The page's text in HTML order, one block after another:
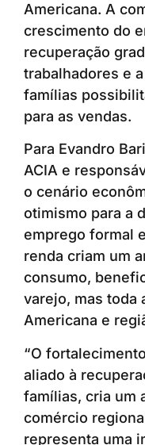
Americana. A
crescimento do
recuperação
trabalhadores e
famílias
para as vendas.
Para Evandro
ACIA e
o cenário
otimismo para a
emprego formal
renda criam um
consumo,
varejo, mas toda
Americana e
“O
aliado à
famílias, cria um
comércio
representa uma